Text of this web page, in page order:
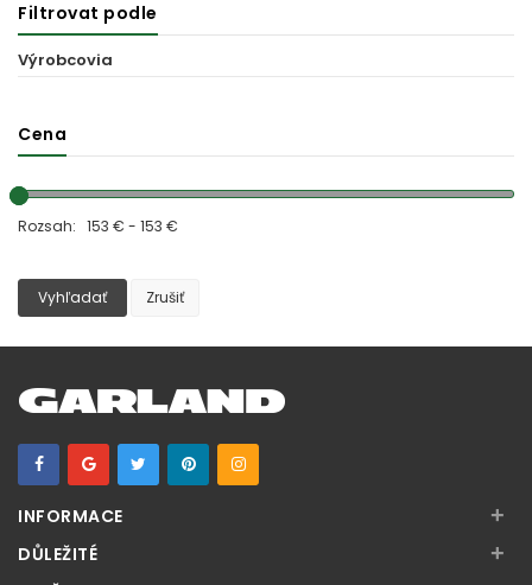
Filtrovat podle
Výrobcovia
Cena
Rozsah: 153 € - 153 €
Vyhľadať Zrušiť
INFORMACE +
DŮLEŽITÉ +